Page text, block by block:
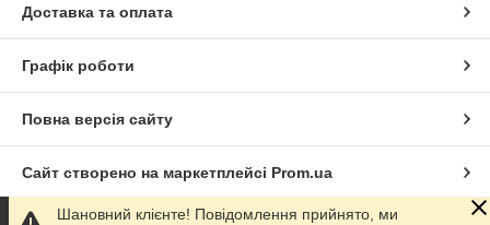
Доставка та оплата
Графік роботи
Повна версія сайту
Сайт створено на маркетплейсі Prom.ua
Шановний клієнте! Повідомлення прийнято, ми